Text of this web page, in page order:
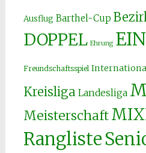
Ausflug Barthel-Cup
DOPPEL Ehrung
Freundschaftsspiel
Kreisliga Landesliga
Meisterschaft
Rangliste